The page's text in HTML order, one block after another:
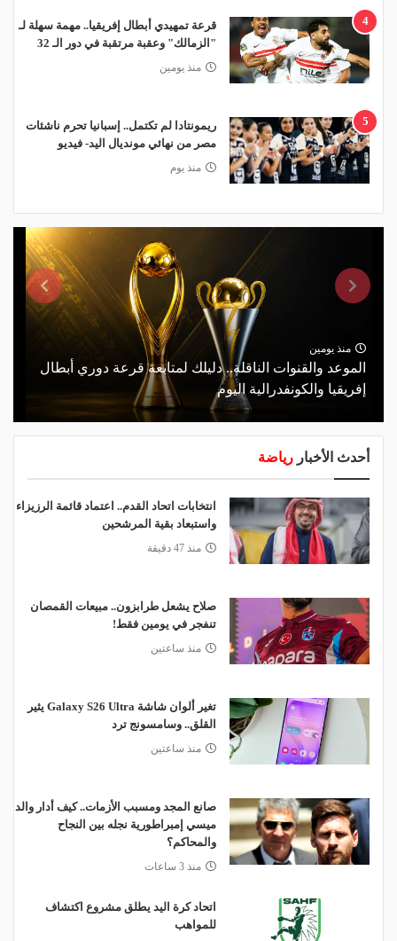
4
قرعة تمهيدي أبطال إفريقيا.. مهمة سهلة لـ
"الزمالك" وعقبة مرتقبة في دور الـ 32
منذ يومين
5
ريمونتادا لم تكتمل.. إسبانيا تحرم ناشئات
مصر من نهائي مونديال اليد- فيديو
منذ يوم
منذ يومين
الموعد والقنوات الناقلة.. دليلك لمتابعة قرعة دوري أبطال
إفريقيا والكونفدرالية اليوم
أحدث الأخبار رياضة
انتخابات اتحاد القدم.. اعتماد قائمة الرزيزاء
واستبعاد بقية المرشحين
منذ 47 دقيقة
صلاح يشعل طرابزون.. مبيعات القمصان
تنفجر في يومين فقط!
منذ ساعتين
تغير ألوان شاشة Galaxy S26 Ultra يثير
القلق.. وسامسونج ترد
منذ ساعتين
صانع المجد ومسبب الأزمات.. كيف أدار والد
ميسي إمبراطورية نجله بين النجاح
والمحاكم؟
منذ 3 ساعات
اتحاد كرة اليد يطلق مشروع اكتشاف
للمواهب